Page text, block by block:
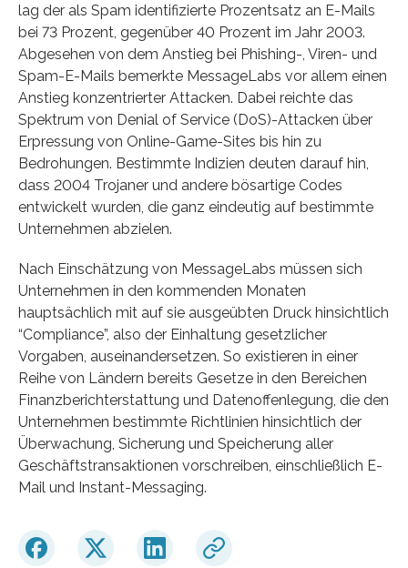
lag der als Spam identifizierte Prozentsatz an E-Mails
bei 73 Prozent, gegenüber 40 Prozent im Jahr 2003.
Abgesehen von dem Anstieg bei Phishing-, Viren- und
Spam-E-Mails bemerkte MessageLabs vor allem einen
Anstieg konzentrierter Attacken. Dabei reichte das
Spektrum von Denial of Service (DoS)-Attacken über
Erpressung von Online-Game-Sites bis hin zu
Bedrohungen. Bestimmte Indizien deuten darauf hin,
dass 2004 Trojaner und andere bösartige Codes
entwickelt wurden, die ganz eindeutig auf bestimmte
Unternehmen abzielen.
Nach Einschätzung von MessageLabs müssen sich
Unternehmen in den kommenden Monaten
hauptsächlich mit auf sie ausgeübten Druck hinsichtlich
“Compliance”, also der Einhaltung gesetzlicher
Vorgaben, auseinandersetzen. So existieren in einer
Reihe von Ländern bereits Gesetze in den Bereichen
Finanzberichterstattung und Datenoffenlegung, die den
Unternehmen bestimmte Richtlinien hinsichtlich der
Überwachung, Sicherung und Speicherung aller
Geschäftstransaktionen vorschreiben, einschließlich E-
Mail und Instant-Messaging.